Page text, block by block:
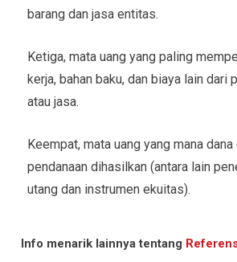
barang dan jasa entitas.
Ketiga, mata uang yang paling
kerja, bahan baku, dan biaya lain dari
atau jasa.
Keempat, mata uang yang mana
pendanaan dihasilkan (antara lain
utang dan instrumen ekuitas).
Info menarik lainnya tentang